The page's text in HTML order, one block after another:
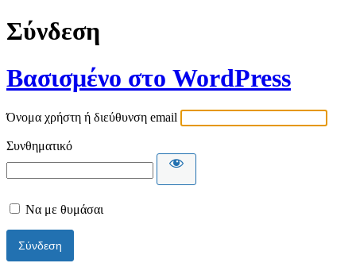
Σύνδεση
Βασισμένο στο WordPress
Όνομα χρήστη ή διεύθυνση email
Συνθηματικό
Να με θυμάσαι